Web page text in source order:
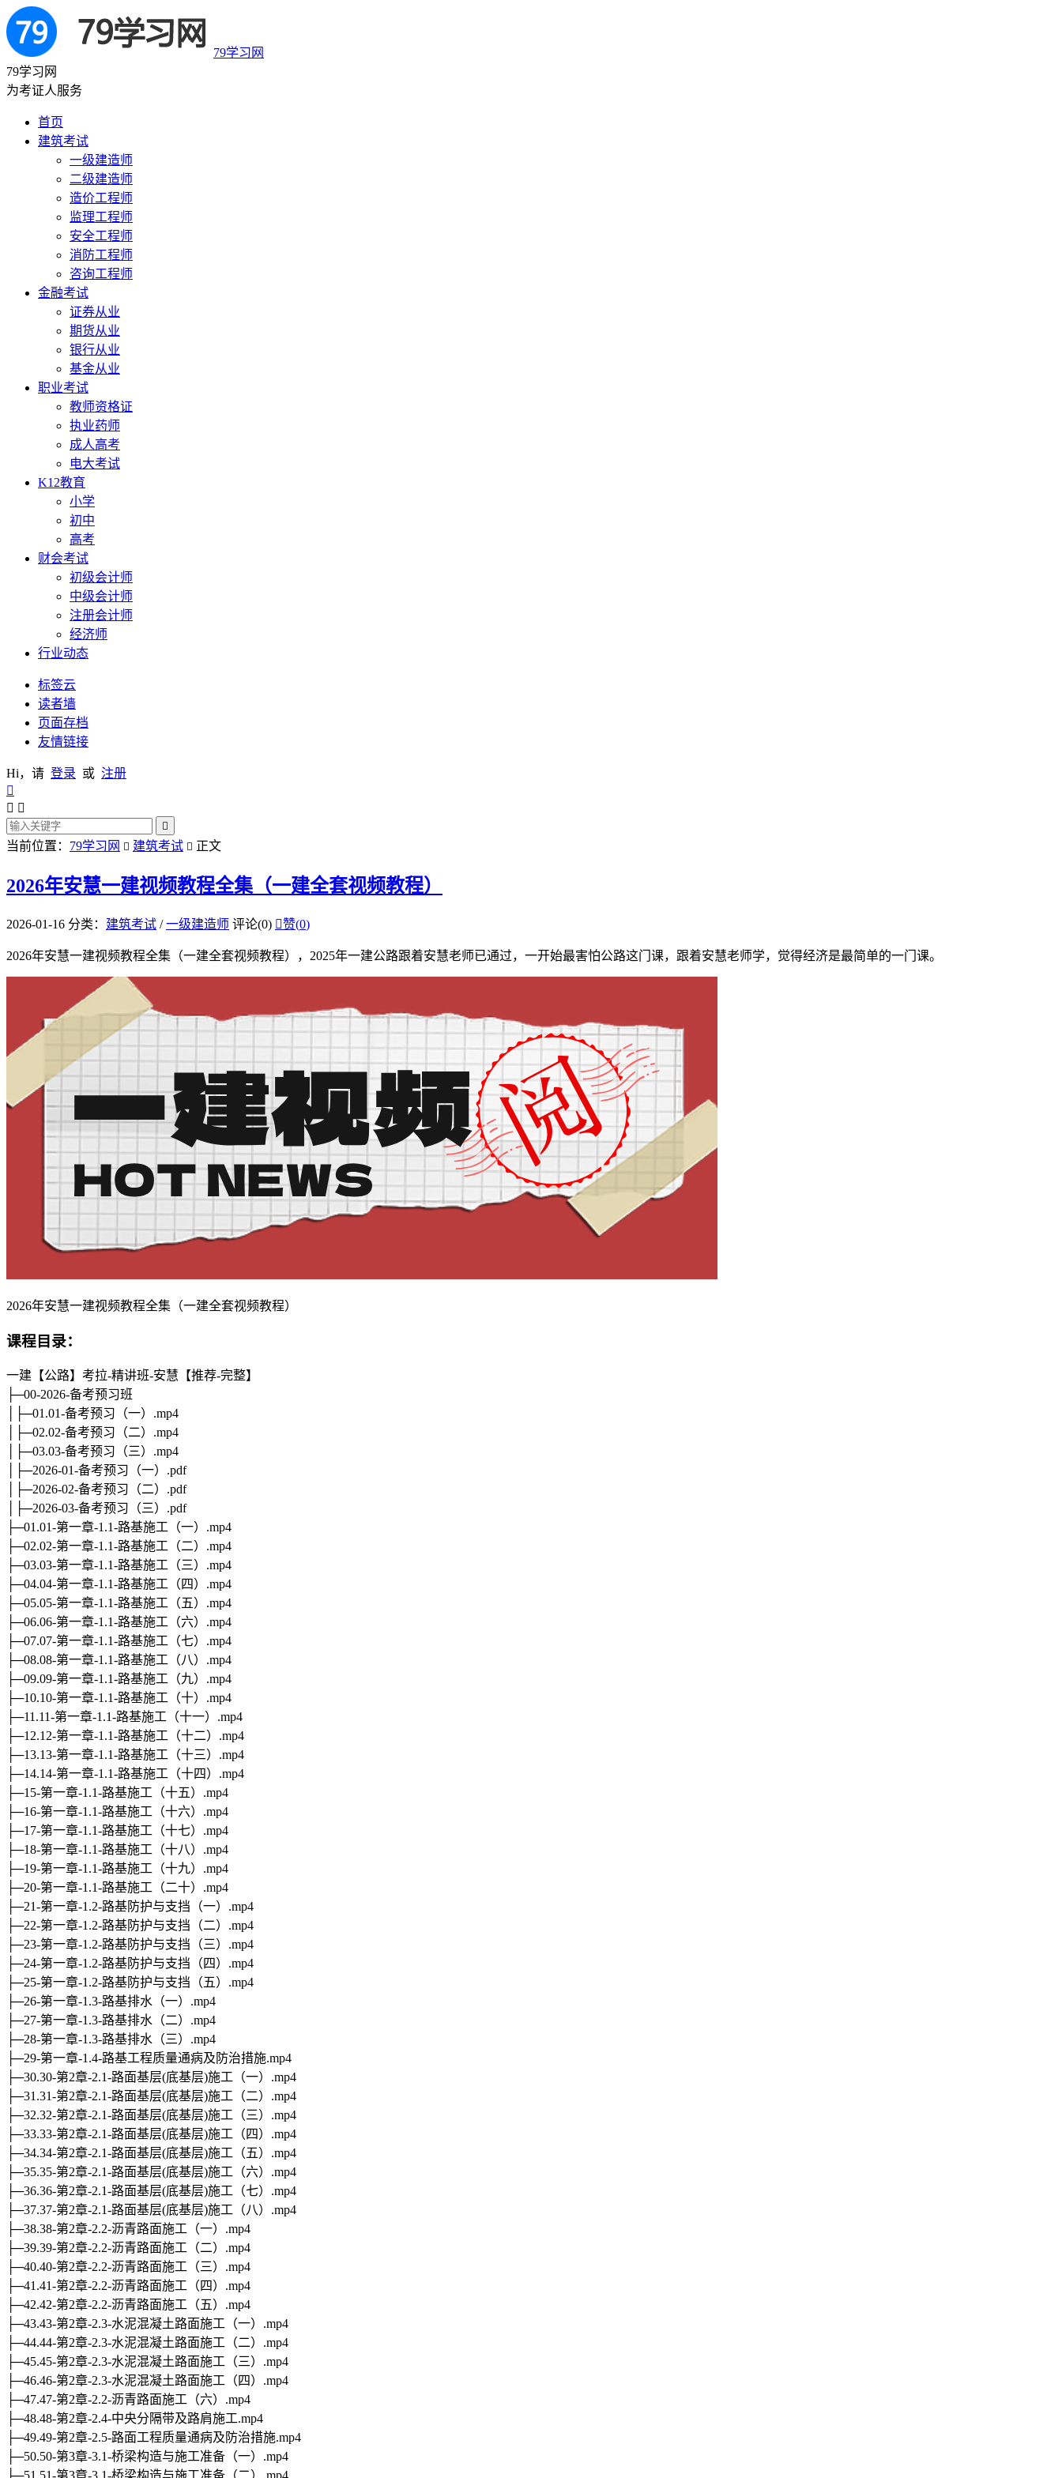
79学习网
79学习网
为考证人服务
首页
建筑考试
一级建造师
二级建造师
造价工程师
监理工程师
安全工程师
消防工程师
咨询工程师
金融考试
证券从业
期货从业
银行从业
基金从业
职业考试
教师资格证
执业药师
成人高考
电大考试
K12教育
小学
初中
高考
财会考试
初级会计师
中级会计师
注册会计师
经济师
行业动态
标签云
读者墙
页面存档
友情链接
Hi，请 登录 或 注册

 

当前位置： 79学习网  建筑考试  正文
2026年安慧一建视频教程全集（一建全套视频教程）
2026-01-16 分类： 建筑考试 /一级建造师 评论(0) 赞(0)
2026年安慧一建视频教程全集（一建全套视频教程），2025年一建公路跟着安慧老师已通过，一开始最害怕公路这门课，跟着安慧老师学，觉得经济是最简单的一门课。
2026年安慧一建视频教程全集（一建全套视频教程）
课程目录：
一建【公路】考拉-精讲班-安慧【推荐-完整】
├─00-2026-备考预习班
│├─01.01-备考预习（一）.mp4
│├─02.02-备考预习（二）.mp4
│├─03.03-备考预习（三）.mp4
│├─2026-01-备考预习（一）.pdf
│├─2026-02-备考预习（二）.pdf
│├─2026-03-备考预习（三）.pdf
├─01.01-第一章-1.1-路基施工（一）.mp4
├─02.02-第一章-1.1-路基施工（二）.mp4
├─03.03-第一章-1.1-路基施工（三）.mp4
├─04.04-第一章-1.1-路基施工（四）.mp4
├─05.05-第一章-1.1-路基施工（五）.mp4
├─06.06-第一章-1.1-路基施工（六）.mp4
├─07.07-第一章-1.1-路基施工（七）.mp4
├─08.08-第一章-1.1-路基施工（八）.mp4
├─09.09-第一章-1.1-路基施工（九）.mp4
├─10.10-第一章-1.1-路基施工（十）.mp4
├─11.11-第一章-1.1-路基施工（十一）.mp4
├─12.12-第一章-1.1-路基施工（十二）.mp4
├─13.13-第一章-1.1-路基施工（十三）.mp4
├─14.14-第一章-1.1-路基施工（十四）.mp4
├─15-第一章-1.1-路基施工（十五）.mp4
├─16-第一章-1.1-路基施工（十六）.mp4
├─17-第一章-1.1-路基施工（十七）.mp4
├─18-第一章-1.1-路基施工（十八）.mp4
├─19-第一章-1.1-路基施工（十九）.mp4
├─20-第一章-1.1-路基施工（二十）.mp4
├─21-第一章-1.2-路基防护与支挡（一）.mp4
├─22-第一章-1.2-路基防护与支挡（二）.mp4
├─23-第一章-1.2-路基防护与支挡（三）.mp4
├─24-第一章-1.2-路基防护与支挡（四）.mp4
├─25-第一章-1.2-路基防护与支挡（五）.mp4
├─26-第一章-1.3-路基排水（一）.mp4
├─27-第一章-1.3-路基排水（二）.mp4
├─28-第一章-1.3-路基排水（三）.mp4
├─29-第一章-1.4-路基工程质量通病及防治措施.mp4
├─30.30-第2章-2.1-路面基层(底基层)施工（一）.mp4
├─31.31-第2章-2.1-路面基层(底基层)施工（二）.mp4
├─32.32-第2章-2.1-路面基层(底基层)施工（三）.mp4
├─33.33-第2章-2.1-路面基层(底基层)施工（四）.mp4
├─34.34-第2章-2.1-路面基层(底基层)施工（五）.mp4
├─35.35-第2章-2.1-路面基层(底基层)施工（六）.mp4
├─36.36-第2章-2.1-路面基层(底基层)施工（七）.mp4
├─37.37-第2章-2.1-路面基层(底基层)施工（八）.mp4
├─38.38-第2章-2.2-沥青路面施工（一）.mp4
├─39.39-第2章-2.2-沥青路面施工（二）.mp4
├─40.40-第2章-2.2-沥青路面施工（三）.mp4
├─41.41-第2章-2.2-沥青路面施工（四）.mp4
├─42.42-第2章-2.2-沥青路面施工（五）.mp4
├─43.43-第2章-2.3-水泥混凝土路面施工（一）.mp4
├─44.44-第2章-2.3-水泥混凝土路面施工（二）.mp4
├─45.45-第2章-2.3-水泥混凝土路面施工（三）.mp4
├─46.46-第2章-2.3-水泥混凝土路面施工（四）.mp4
├─47.47-第2章-2.2-沥青路面施工（六）.mp4
├─48.48-第2章-2.4-中央分隔带及路肩施工.mp4
├─49.49-第2章-2.5-路面工程质量通病及防治措施.mp4
├─50.50-第3章-3.1-桥梁构造与施工准备（一）.mp4